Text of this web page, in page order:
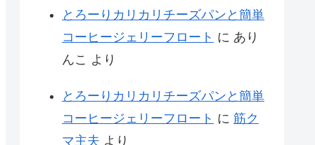
とろーりカリカリチーズパンと簡単
コーヒージェリーフロート に あり
んこ より
とろーりカリカリチーズパンと簡単
コーヒージェリーフロート に 筋ク
マ主夫 より